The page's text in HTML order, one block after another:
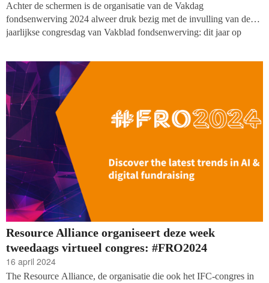
Achter de schermen is de organisatie van de Vakdag
fondsenwerving 2024 alweer druk bezig met de invulling van de
jaarlijkse congresdag van Vakblad fondsenwerving: dit jaar op
het podium van de Grote Theaterzaal gaan betreden en welke
workshops er te volgen zijn. Wil je zeker zijn van een ticket?
Reserveer vóór 12 juli 2024 je ticket om te profiteren van de Early
Bird-korting!
Resource Alliance organiseert deze week
tweedaags virtueel congres: #FRO2024
16 april 2024
The Resource Alliance, de organisatie die ook het IFC-congres in